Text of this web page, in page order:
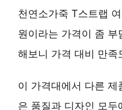
천연소가죽 T스트랩
원이라는 가격이 좀
해보니 가격 대비 만족
이 가격대에서 다른
은 품질과 디자인 모두